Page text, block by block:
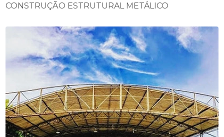
CONSTRUÇÃO ESTRUTURAL METÁLICO